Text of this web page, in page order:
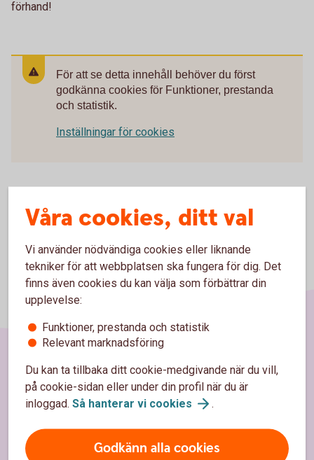
förhand!
För att se detta innehåll behöver du först
godkänna cookies för Funktioner, prestanda
och statistik.
Inställningar för cookies
Våra cookies, ditt val
Vi använder nödvändiga cookies eller liknande
tekniker för att webbplatsen ska fungera för dig. Det
finns även cookies du kan välja som förbättrar din
upplevelse:
Funktioner, prestanda och statistik
Relevant marknadsföring
Du kan ta tillbaka ditt cookie-medgivande när du vill,
på cookie-sidan eller under din profil när du är
inloggad. Så hanterar vi cookies .
Godkänn alla cookies
Sidfot
Hitta snabbt
Kundservice
Spärrhjälp